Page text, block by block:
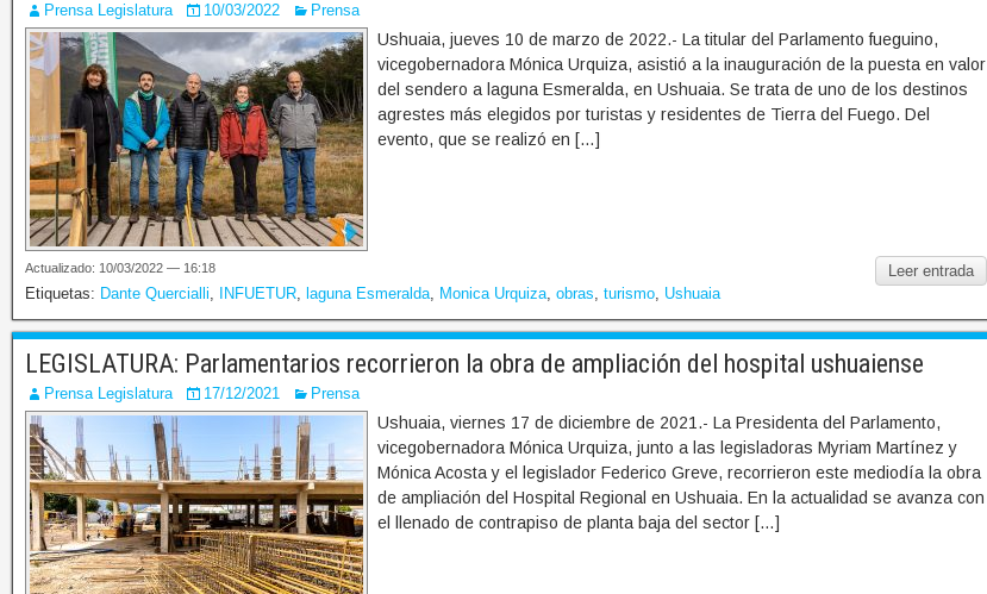
Prensa Legislatura 10/03/2022 Prensa
Ushuaia, jueves 10 de marzo de 2022.- La titular del Parlamento fueguino,
vicegobernadora Mónica Urquiza, asistió a la inauguración de la puesta en valor
del sendero a laguna Esmeralda, en Ushuaia. Se trata de uno de los destinos
agrestes más elegidos por turistas y residentes de Tierra del Fuego. Del
evento, que se realizó en […]
Leer entrada
Actualizado: 10/03/2022 — 16:18
Etiquetas: Dante Quercialli, INFUETUR, laguna Esmeralda, Monica Urquiza, obras, turismo, Ushuaia
LEGISLATURA: Parlamentarios recorrieron la obra de ampliación del hospital ushuaiense
Prensa Legislatura 17/12/2021 Prensa
Ushuaia, viernes 17 de diciembre de 2021.- La Presidenta del Parlamento,
vicegobernadora Mónica Urquiza, junto a las legisladoras Myriam Martínez y
Mónica Acosta y el legislador Federico Greve, recorrieron este mediodía la obra
de ampliación del Hospital Regional en Ushuaia. En la actualidad se avanza con
el llenado de contrapiso de planta baja del sector […]